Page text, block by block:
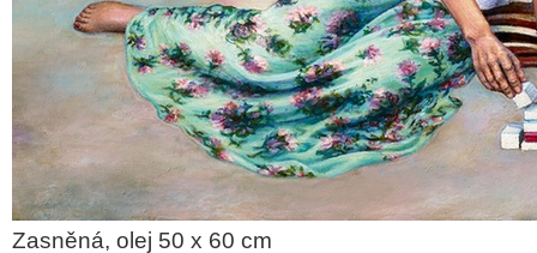
Zasněná, olej 50 x 60 cm